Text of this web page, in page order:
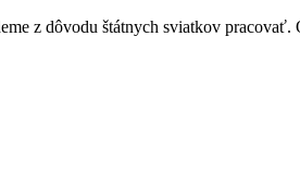
z dôvodu štátnych sviatkov